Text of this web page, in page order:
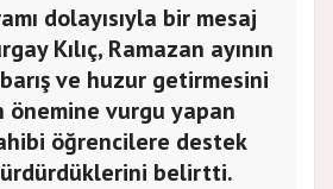
dolayısıyla bir mesaj
Kılıç, Ramazan ayının
ve huzur getirmesini
önemine vurgu yapan
öğrencilere destek
belirtti.